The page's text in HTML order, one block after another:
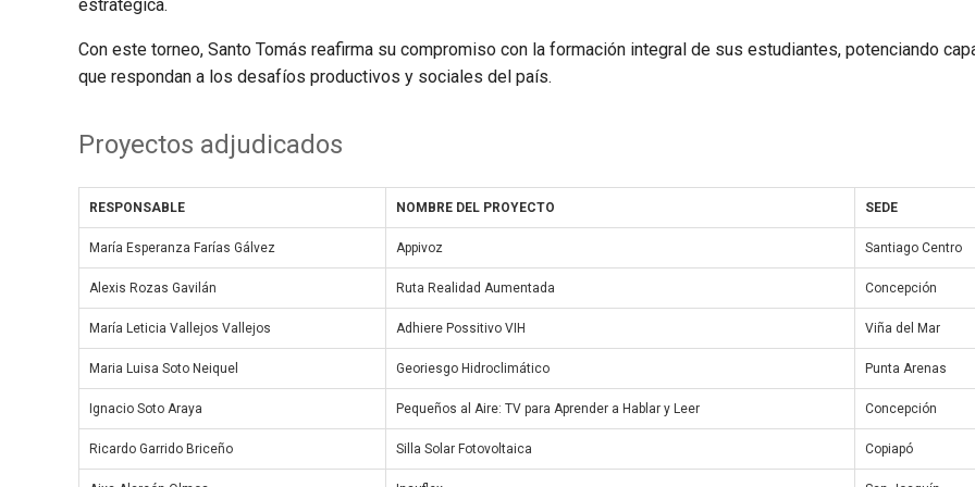
estratégica.
Con este torneo, Santo Tomás reafirma su compromiso con la formación integral de sus estudiantes, potenciando
que respondan a los desafíos productivos y sociales del país.
Proyectos adjudicados
RESPONSABLE NOMBRE DEL PROYECTO SEDE
María Esperanza Farías Gálvez Appivoz Santiago Centro
Alexis Rozas Gavilán Ruta Realidad Aumentada Concepción
María Leticia Vallejos Vallejos Adhiere Possitivo VIH Viña del Mar
Maria Luisa Soto Neiquel Georiesgo Hidroclimático Punta Arenas
Ignacio Soto Araya Pequeños al Aire: TV para Aprender a Hablar y Leer Concepción
Ricardo Garrido Briceño Silla Solar Fotovoltaica Copiapó